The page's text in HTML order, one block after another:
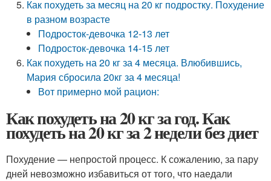
Как похудеть за месяц на 20 кг подростку. Похудение
в разном возрасте
Подросток-девочка 12-13 лет
Подросток-девочка 14-15 лет
Как похудеть на 20 кг за 4 месяца. Влюбившись,
Мария сбросила 20кг за 4 месяца!
Вот примерно мой рацион:
Как похудеть на 20 кг за год. Как
похудеть на 20 кг за 2 недели без диет
Похудение — непростой процесс. К сожалению, за пару
дней невозможно избавиться от того, что наедали